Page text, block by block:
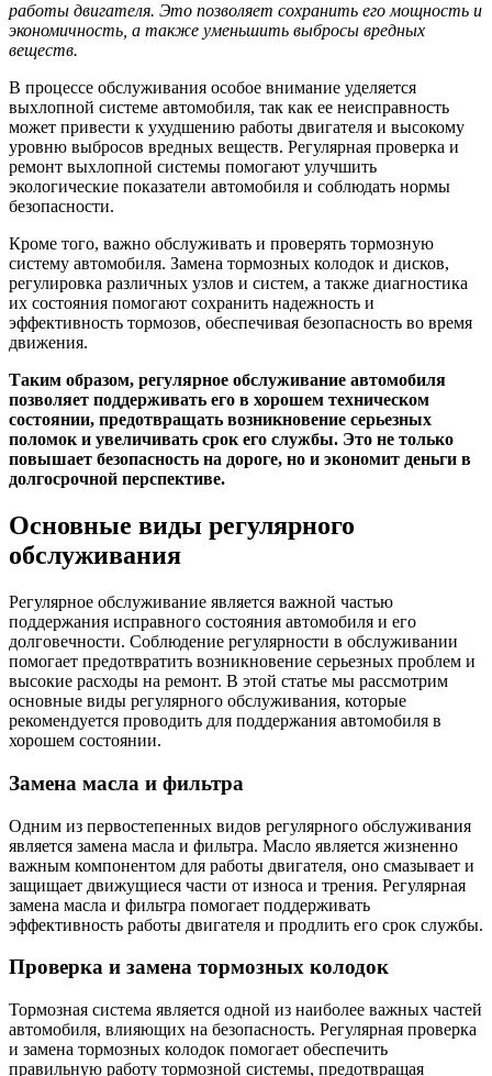
работы двигателя. Это позволяет сохранить его мощность и
экономичность, а также уменьшить выбросы вредных
веществ.
В процессе обслуживания особое внимание уделяется
выхлопной системе автомобиля, так как ее неисправность
может привести к ухудшению работы двигателя и высокому
уровню выбросов вредных веществ. Регулярная проверка и
ремонт выхлопной системы помогают улучшить
экологические показатели автомобиля и соблюдать нормы
безопасности.
Кроме того, важно обслуживать и проверять тормозную
систему автомобиля. Замена тормозных колодок и дисков,
регулировка различных узлов и систем, а также диагностика
их состояния помогают сохранить надежность и
эффективность тормозов, обеспечивая безопасность во время
движения.
Таким образом, регулярное обслуживание автомобиля
позволяет поддерживать его в хорошем техническом
состоянии, предотвращать возникновение серьезных
поломок и увеличивать срок его службы. Это не только
повышает безопасность на дороге, но и экономит деньги в
долгосрочной перспективе.
Основные виды регулярного
обслуживания
Регулярное обслуживание является важной частью
поддержания исправного состояния автомобиля и его
долговечности. Соблюдение регулярности в обслуживании
помогает предотвратить возникновение серьезных проблем и
высокие расходы на ремонт. В этой статье мы рассмотрим
основные виды регулярного обслуживания, которые
рекомендуется проводить для поддержания автомобиля в
хорошем состоянии.
Замена масла и фильтра
Одним из первостепенных видов регулярного обслуживания
является замена масла и фильтра. Масло является жизненно
важным компонентом для работы двигателя, оно смазывает и
защищает движущиеся части от износа и трения. Регулярная
замена масла и фильтра помогает поддерживать
эффективность работы двигателя и продлить его срок службы.
Проверка и замена тормозных колодок
Тормозная система является одной из наиболее важных частей
автомобиля, влияющих на безопасность. Регулярная проверка
и замена тормозных колодок помогает обеспечить
правильную работу тормозной системы, предотвращая